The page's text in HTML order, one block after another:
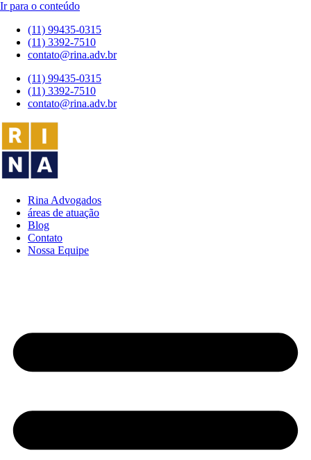
Ir para o conteúdo
(11) 99435-0315
(11) 3392-7510
contato@rina.adv.br
(11) 99435-0315
(11) 3392-7510
contato@rina.adv.br
Rina Advogados
áreas de atuação
Blog
Contato
Nossa Equipe